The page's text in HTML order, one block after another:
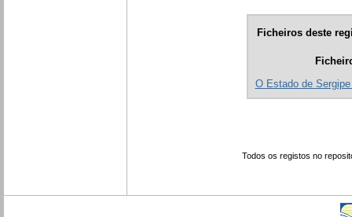
Ficheiros deste
O Estado de
Todos os registos no